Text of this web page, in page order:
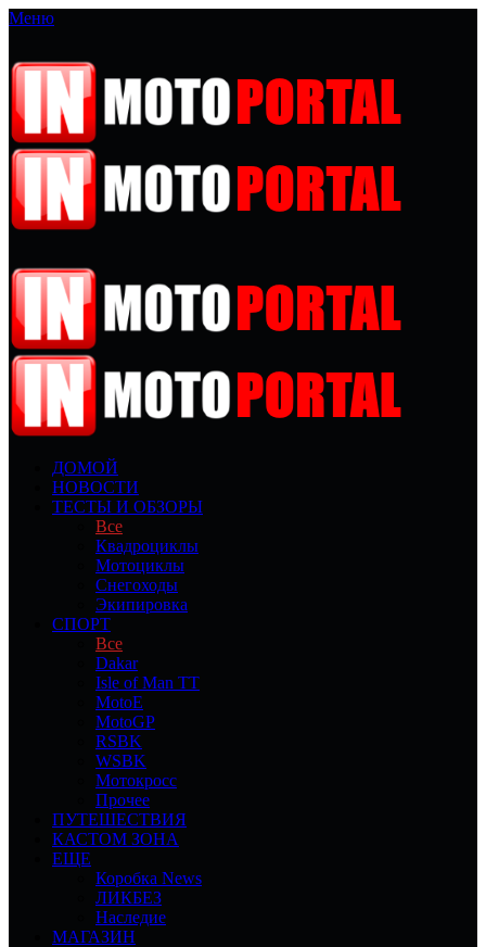
Меню
ДОМОЙ
НОВОСТИ
ТЕСТЫ И ОБЗОРЫ
Все
Квадроциклы
Мотоциклы
Снегоходы
Экипировка
СПОРТ
Все
Dakar
Isle of Man TT
MotoE
MotoGP
RSBK
WSBK
Мотокросс
Прочее
ПУТЕШЕСТВИЯ
КАСТОМ ЗОНА
ЕЩЕ
Коробка News
ЛИКБЕЗ
Наследие
МАГАЗИН